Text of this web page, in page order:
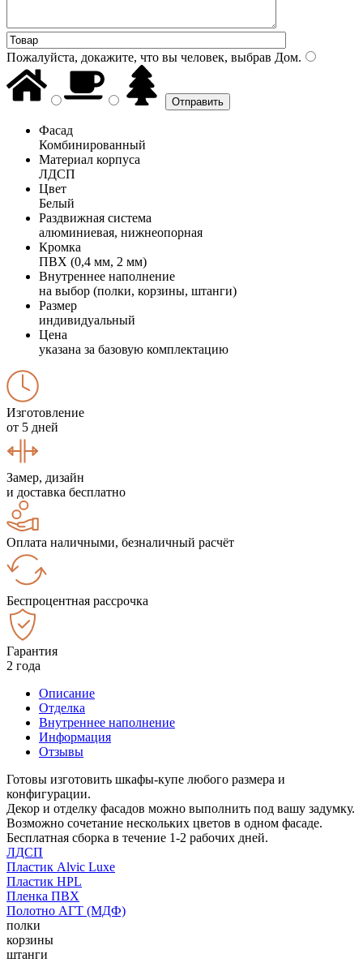
Пожалуйста, докажите, что вы человек, выбрав Дом.
Фасад
Комбинированный
Материал корпуса
ЛДСП
Цвет
Белый
Раздвижная система
алюминиевая, нижнеопорная
Кромка
ПВХ (0,4 мм, 2 мм)
Внутреннее наполнение
на выбор (полки, корзины, штанги)
Размер
индивидуальный
Цена
указана за базовую комплектацию
Изготовление
от 5 дней
Замер, дизайн
и доставка бесплатно
Оплата наличными, безналичный расчёт
Беспроцентная рассрочка
Гарантия
2 года
Описание
Отделка
Внутреннее наполнение
Информация
Отзывы
Готовы изготовить шкафы-купе любого размера и
конфигурации.
Декор и отделку фасадов можно выполнить под вашу задумку.
Возможно сочетание нескольких цветов в одном фасаде.
Бесплатная сборка в течение 1-2 рабочих дней.
ЛДСП
Пластик Alvic Luxe
Пластик HPL
Пленка ПВХ
Полотно АГТ (МДФ)
полки
корзины
штанги